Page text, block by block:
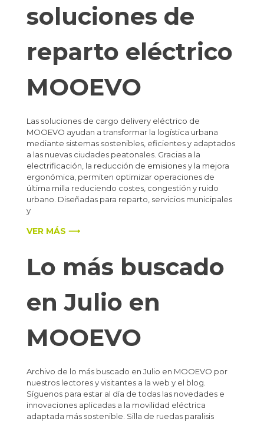
soluciones de
reparto eléctrico
MOOEVO
Las soluciones de cargo delivery eléctrico de
MOOEVO ayudan a transformar la logística urbana
mediante sistemas sostenibles, eficientes y adaptados
a las nuevas ciudades peatonales. Gracias a la
electrificación, la reducción de emisiones y la mejora
ergonómica, permiten optimizar operaciones de
última milla reduciendo costes, congestión y ruido
urbano. Diseñadas para reparto, servicios municipales
y
VER MÁS ⟶
Lo más buscado
en Julio en
MOOEVO
Archivo de lo más buscado en Julio en MOOEVO por
nuestros lectores y visitantes a la web y el blog.
Síguenos para estar al día de todas las novedades e
innovaciones aplicadas a la movilidad eléctrica
adaptada más sostenible. Silla de ruedas paralisis